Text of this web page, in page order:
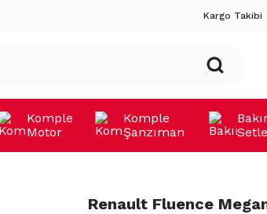
Kargo Takibi
Komple
Motor
Komple
Şanzıman
Renault Fluence